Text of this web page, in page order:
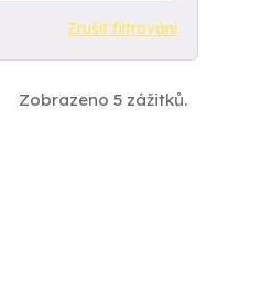
Zrušit filtrování
Zobrazeno 5 zážitků.